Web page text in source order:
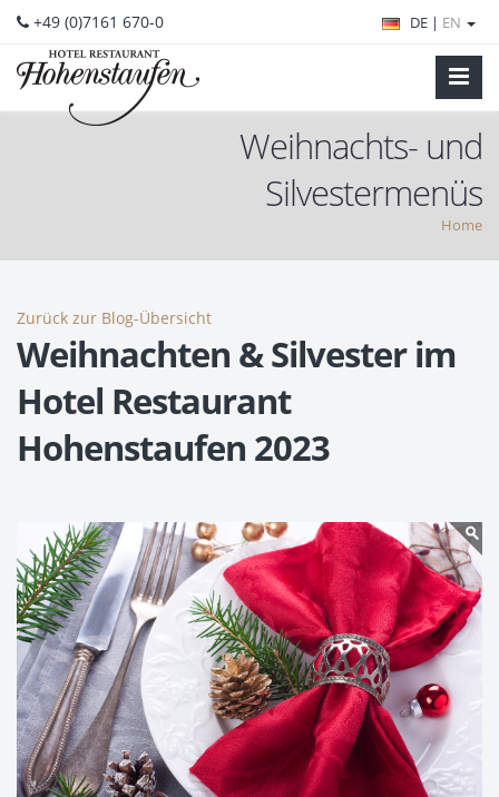
+49 (0)7161 670-0 DE | EN
Weihnachts- und
Silvestermenüs
Home
Zurück zur Blog-Übersicht
Weihnachten & Silvester im
Hotel Restaurant
Hohenstaufen 2023